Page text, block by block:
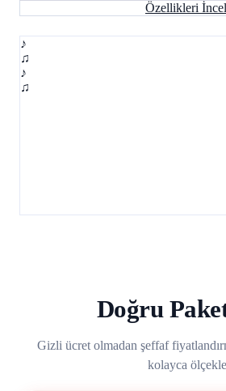
♪
♫
♪
♫
Özellikleri
Doğru
Gizli ücret olmadan şeffaf
kolayca